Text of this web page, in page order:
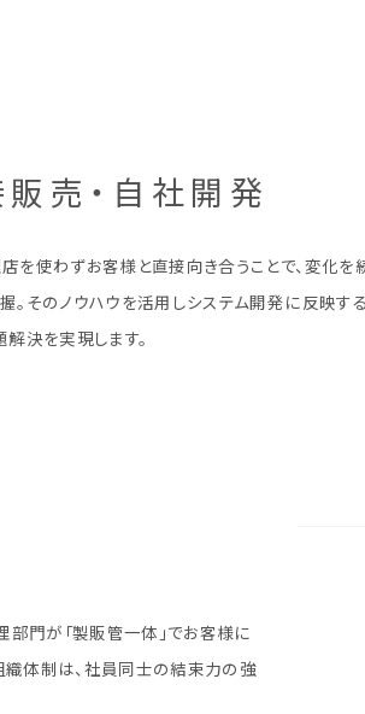
売・自社開発
を使わずお客様と直接向き合うことで、変化を
。そのノウハウを活用しシステム開発に反映す
解決を実現します。
部門が「製販管一体」でお客様に
織体制は、社員同士の結束力の強